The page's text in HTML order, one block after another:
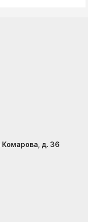
Комарова, д. 36